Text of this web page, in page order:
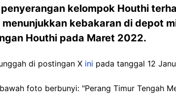
kelompok Houthi
kebakaran di depot
Houthi pada Maret 2022.
di postingan X ini pada tanggal 12
foto berbunyi: "Perang Timur Tengah